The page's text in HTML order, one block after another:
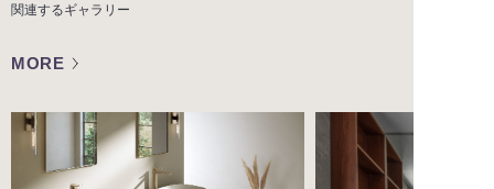
関連するギャラリー
MORE